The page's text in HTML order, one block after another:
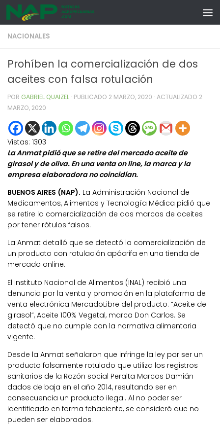
Skip to content
NACIONALES
Prohíben la comercialización de dos
aceites con falsa rotulación
POR GABRIEL QUAIZEL · PUBLICADO 2 MARZO, 2020 · ACTUALIZADO 2
MARZO, 2020
Vistas: 1303
La Anmat pidió que se retire del mercado aceite de
girasol y de oliva. En una venta on line, la marca y la
empresa elaboradora no coincidían.
BUENOS AIRES (NAP). La Administración Nacional de
Medicamentos, Alimentos y Tecnología Médica pidió que
se retire la comercialización de dos marcas de aceites
por tener rótulos falsos.
La Anmat detalló que se detectó la comercialización de
un producto con rotulación apócrifa en una tienda de
mercado online.
El Instituto Nacional de Alimentos (INAL) recibió una
denuncia por la venta y promoción en la plataforma de
venta electrónica MercadoLibre del producto: “Aceite de
girasol”, Aceite 100% Vegetal, marca Don Carlos. Se
detectó que no cumple con la normativa alimentaria
vigente.
Desde la Anmat señalaron que infringe la ley por ser un
producto falsamente rotulado que utiliza los registros
sanitarios de la Razón social Peralta Marcos Damián
dados de baja en el año 2014, resultando ser en
consecuencia un producto ilegal. Al no poder ser
identificado en forma fehaciente, se consideró que no
pueden ser elaborados.